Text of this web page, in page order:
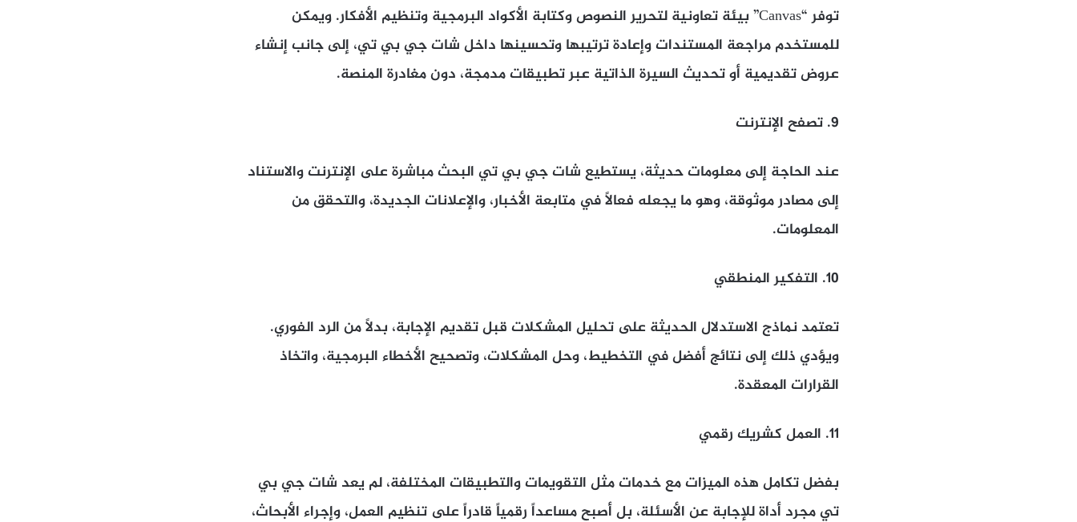
توفر “Canvas” بيئة تعاونية لتحرير النصوص وكتابة الأكواد البرمجية وتنظيم الأفكار. ويمكن
للمستخدم مراجعة المستندات وإعادة ترتيبها وتحسينها داخل شات جي بي تي، إلى جانب إنشاء
عروض تقديمية أو تحديث السيرة الذاتية عبر تطبيقات مدمجة، دون مغادرة المنصة.
9. تصفح الإنترنت
عند الحاجة إلى معلومات حديثة، يستطيع شات جي بي تي البحث مباشرة على الإنترنت والاستناد
إلى مصادر موثوقة، وهو ما يجعله فعالاً في متابعة الأخبار، والإعلانات الجديدة، والتحقق من
المعلومات.
10. التفكير المنطقي
تعتمد نماذج الاستدلال الحديثة على تحليل المشكلات قبل تقديم الإجابة، بدلاً من الرد الفوري.
ويؤدي ذلك إلى نتائج أفضل في التخطيط، وحل المشكلات، وتصحيح الأخطاء البرمجية، واتخاذ
القرارات المعقدة.
11. العمل كشريك رقمي
بفضل تكامل هذه الميزات مع خدمات مثل التقويمات والتطبيقات المختلفة، لم يعد شات جي بي
تي مجرد أداة للإجابة عن الأسئلة، بل أصبح مساعداً رقمياً قادراً على تنظيم العمل، وإجراء الأبحاث،